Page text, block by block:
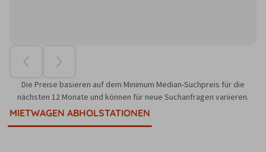
Die Preise basieren auf dem Minimum Median-Suchpreis für die
nächsten 12 Monate und können für neue Suchanfragen variieren.
MIETWAGEN ABHOLSTATIONEN